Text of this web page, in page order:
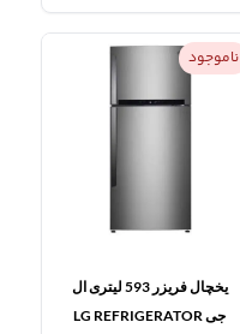
ناموجود
یخچال فریزر 593 لیتری ال
جی LG REFRIGERATOR